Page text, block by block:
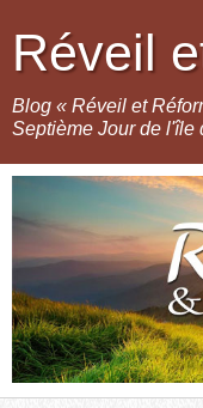
Réveil
Blog « Réveil et
Septième Jour de l'île